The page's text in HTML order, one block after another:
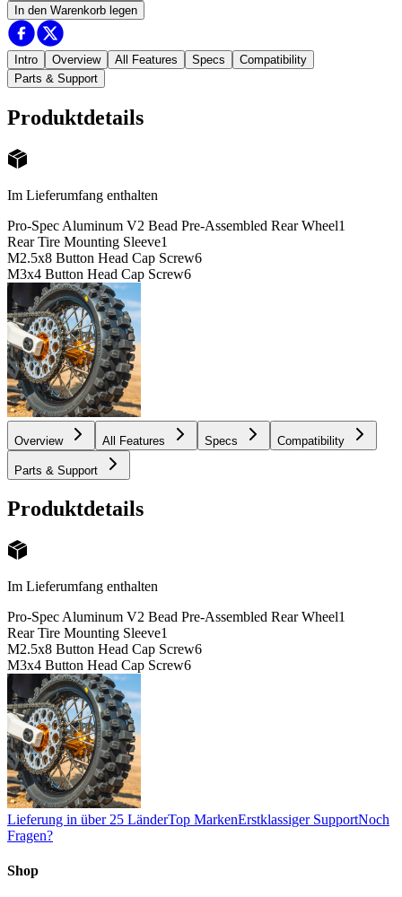
In den Warenkorb legen
Intro Overview All Features Specs
Compatibility
Parts & Support
Produktdetails
Im Lieferumfang enthalten
Pro-Spec Aluminum V2 Bead Pre-Assembled Rear Wheel1
Rear Tire Mounting Sleeve1
M2.5x8 Button Head Cap Screw6
M3x4 Button Head Cap Screw6
Overview All Features Specs Compatibility
Parts & Support
Produktdetails
Im Lieferumfang enthalten
Pro-Spec Aluminum V2 Bead Pre-Assembled Rear Wheel1
Rear Tire Mounting Sleeve1
M2.5x8 Button Head Cap Screw6
M3x4 Button Head Cap Screw6
Lieferung in über 25 LänderTop MarkenErstklassiger SupportNoch
Fragen?
Shop